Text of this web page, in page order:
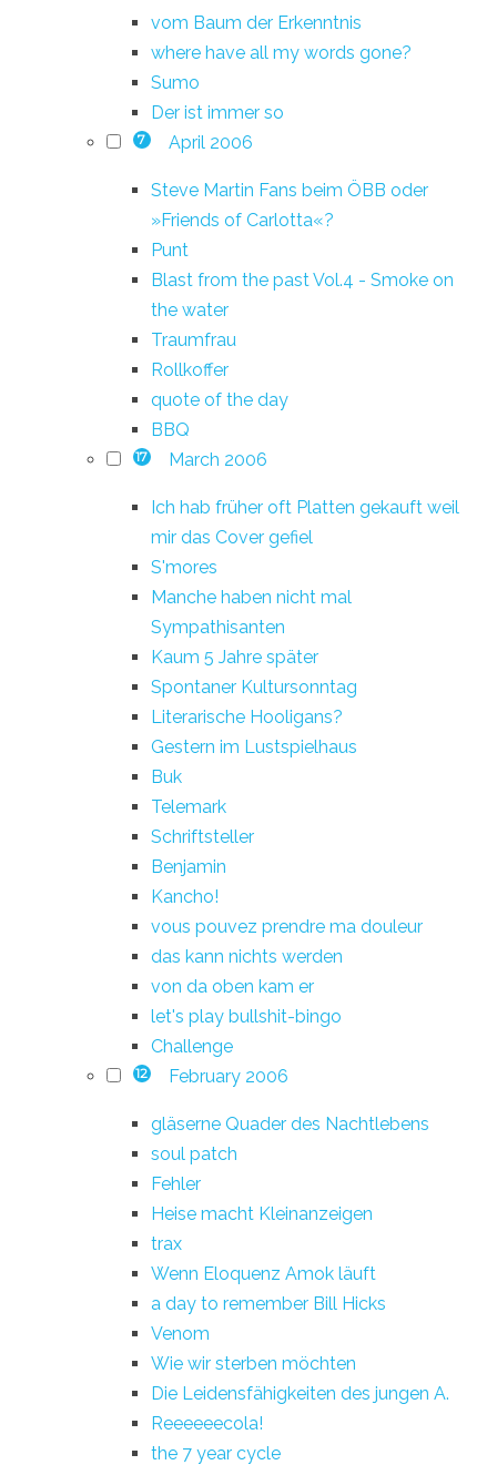
vom Baum der Erkenntnis
where have all my words gone?
Sumo
Der ist immer so
7 April 2006
Steve Martin Fans beim ÖBB oder
»Friends of Carlotta«?
Punt
Blast from the past Vol.4 - Smoke on
the water
Traumfrau
Rollkoffer
quote of the day
BBQ
17 March 2006
Ich hab früher oft Platten gekauft weil
mir das Cover gefiel
S'mores
Manche haben nicht mal
Sympathisanten
Kaum 5 Jahre später
Spontaner Kultursonntag
Literarische Hooligans?
Gestern im Lustspielhaus
Buk
Telemark
Schriftsteller
Benjamin
Kancho!
vous pouvez prendre ma douleur
das kann nichts werden
von da oben kam er
let's play bullshit-bingo
Challenge
12 February 2006
gläserne Quader des Nachtlebens
soul patch
Fehler
Heise macht Kleinanzeigen
trax
Wenn Eloquenz Amok läuft
a day to remember Bill Hicks
Venom
Wie wir sterben möchten
Die Leidensfähigkeiten des jungen A.
Reeeeeecola!
the 7 year cycle